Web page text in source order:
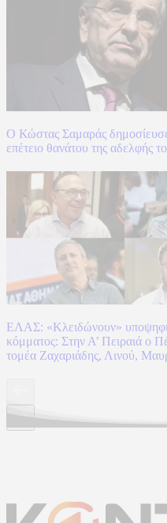
Ο Κώστας Σαμαράς δημοσίευσε
επέτειο θανάτου της αδελφής
ΕΛΑΣ: «Κλειδώνουν»
κόμματος: Στην Α’ Πειραιά ο
τομέα Ζαχαριάδης, Λινού,